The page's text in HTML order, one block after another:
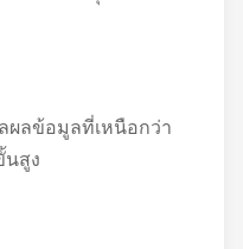
ผลข้อมูลที่เหนือกว่า
นสูง